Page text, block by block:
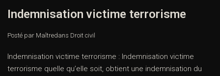
Indemnisation victime terrorisme
Posté par Maîtredans Droit civil
Indemnisation victime terrorisme : Indemnisation victime
terrorisme quelle qu’elle soit, obtient une indemnisation du